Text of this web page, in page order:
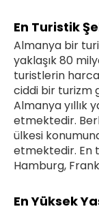
En Turistik
Almanya bir
yaklaşık 80
turistlerin
ciddi bir turizm
Almanya yıllık
etmektedir.
ülkesi
etmektedir. En
Hamburg,
En Yüksek